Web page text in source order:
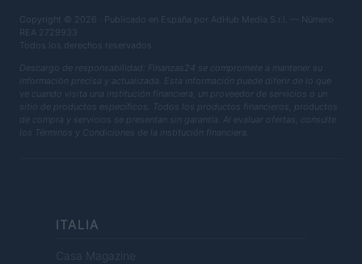
Copyright © 2026 · Publicado en España por AdHub Media S.r.l. — Número
REA 2729933
Todos los derechos reservados
Descargo de responsabilidad: Finanzas24 se compromete a mantener su
información precisa y actualizada. Esta información puede diferir de lo que
ve cuando visita una institución financiera, un proveedor de servicios o un
sitio de productos específicos. Todos los productos financieros, productos
de compra y servicios se presentan sin garantía. Al evaluar ofertas, consulte
los Términos y Condiciones de la institución financiera.
ITALIA
Casa Magazine